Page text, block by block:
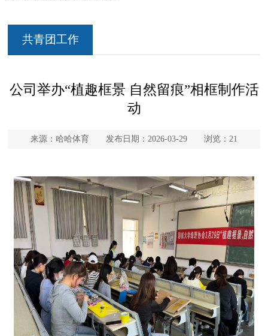
共青团工作
公司举办“植趣框景 自然留痕”相框制作活
动
来源：哈哈体育 发布日期：2026-03-29 浏览： 21